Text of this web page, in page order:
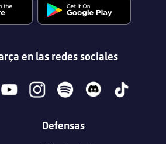
en las redes sociales
youtubeinstagramspotify discord tiktok
Defensas